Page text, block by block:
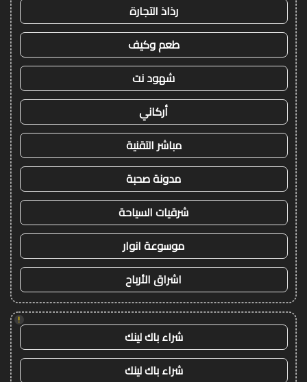
رذاذ التجارة
طعم وكيف
شهود نت
أركاني
مباشر التقنية
مدونة صحبة
شرقيات السياحة
موسوعة انوار
اشراق الأرباح
!
شراء باك لينك
شراء باك لينك